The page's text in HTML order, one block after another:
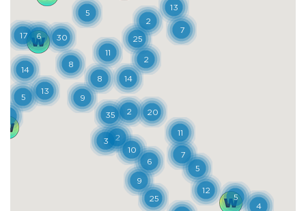
soprattutto nell’area ex Lanerossi, con la
Fab-brica Alta, l’affascinante Giardino
Jacquard per lo svago dei dipendenti e il
vici-no quartiere operaio, con le sue
architetture funzionali e curate. E succede
a Val-dagno, nella Città Sociale voluta dal
conte Marzotto a partire dagli anni Venti
del Novecento e ancora visitabile: una città
nella città pensata per creare una dimen-
sione unica e comunitaria di lavoro e vita